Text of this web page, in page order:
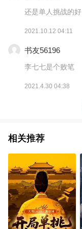
还是单人挑战的
2021.10.12 04:11
书友56196
李七七是个败笔
2021.4.30 04:38
相关推荐